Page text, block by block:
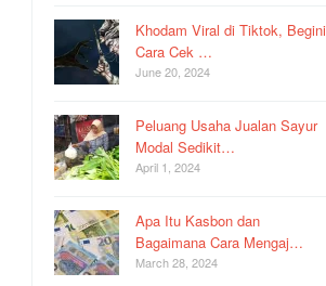
Khodam Viral di Tiktok, Begini
Cara Cek …
June 20, 2024
Peluang Usaha Jualan Sayur
Modal Sedikit…
April 1, 2024
Apa Itu Kasbon dan
Bagaimana Cara Mengaj…
March 28, 2024